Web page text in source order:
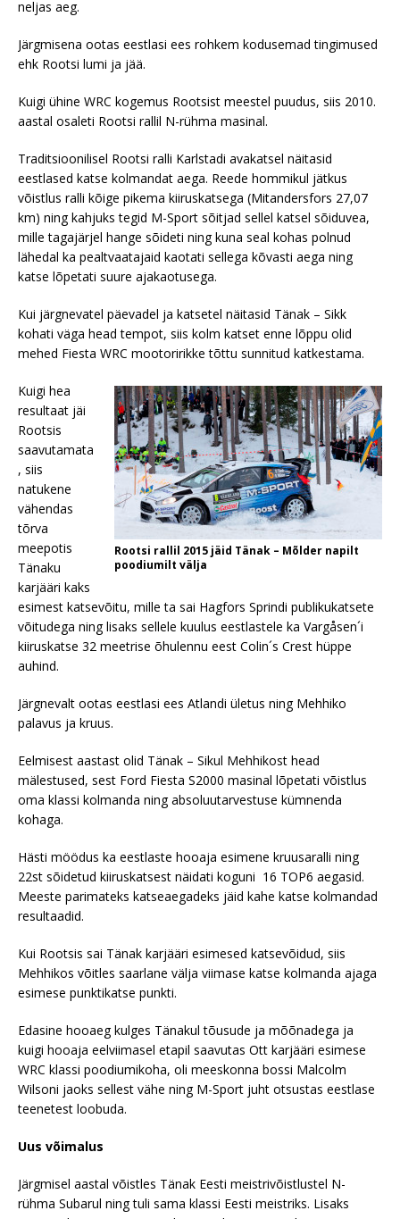
neljas aeg.
Järgmisena ootas eestlasi ees rohkem kodusemad tingimused
ehk Rootsi lumi ja jää.
Kuigi ühine WRC kogemus Rootsist meestel puudus, siis 2010.
aastal osaleti Rootsi rallil N-rühma masinal.
Traditsioonilisel Rootsi ralli Karlstadi avakatsel näitasid
eestlased katse kolmandat aega. Reede hommikul jätkus
võistlus ralli kõige pikema kiiruskatsega (Mitandersfors 27,07
km) ning kahjuks tegid M-Sport sõitjad sellel katsel sõiduvea,
mille tagajärjel hange sõideti ning kuna seal kohas polnud
lähedal ka pealtvaatajaid kaotati sellega kõvasti aega ning
katse lõpetati suure ajakaotusega.
Kui järgnevatel päevadel ja katsetel näitasid Tänak – Sikk
kohati väga head tempot, siis kolm katset enne lõppu olid
mehed Fiesta WRC mootoririkke tõttu sunnitud katkestama.
Rootsi rallil 2015 jäid Tänak – Mõlder napilt
poodiumilt välja
Kuigi hea
resultaat jäi
Rootsis
saavutamata
, siis
natukene
vähendas
tõrva
meepotis
Tänaku
karjääri kaks
esimest katsevõitu, mille ta sai Hagfors Sprindi publikukatsete
võitudega ning lisaks sellele kuulus eestlastele ka Vargåsen´i
kiiruskatse 32 meetrise õhulennu eest Colin´s Crest hüppe
auhind.
Järgnevalt ootas eestlasi ees Atlandi ületus ning Mehhiko
palavus ja kruus.
Eelmisest aastast olid Tänak – Sikul Mehhikost head
mälestused, sest Ford Fiesta S2000 masinal lõpetati võistlus
oma klassi kolmanda ning absoluutarvestuse kümnenda
kohaga.
Hästi möödus ka eestlaste hooaja esimene kruusaralli ning
22st sõidetud kiiruskatsest näidati koguni 16 TOP6 aegasid.
Meeste parimateks katseaegadeks jäid kahe katse kolmandad
resultaadid.
Kui Rootsis sai Tänak karjääri esimesed katsevõidud, siis
Mehhikos võitles saarlane välja viimase katse kolmanda ajaga
esimese punktikatse punkti.
Edasine hooaeg kulges Tänakul tõusude ja mõõnadega ja
kuigi hooaja eelviimasel etapil saavutas Ott karjääri esimese
WRC klassi poodiumikoha, oli meeskonna bossi Malcolm
Wilsoni jaoks sellest vähe ning M-Sport juht otsustas eestlase
teenetest loobuda.
Uus võimalus
Järgmisel aastal võistles Tänak Eesti meistrivõistlustel N-
rühma Subarul ning tuli sama klassi Eesti meistriks. Lisaks